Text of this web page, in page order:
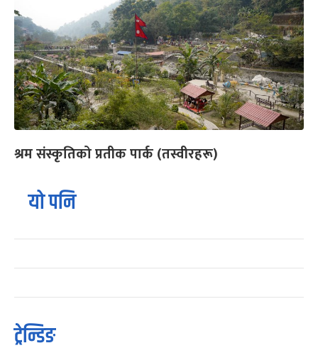
श्रम संस्कृतिको प्रतीक पार्क (तस्वीरहरू)
यो पनि
ट्रेन्डिङ